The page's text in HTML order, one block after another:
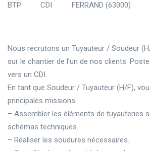
BTP CDI
FERRAND (63000)
Nous recrutons un Tuyauteur / Soudeur
sur le chantier de l’un de nos clients.
vers un CDI.
En tant que Soudeur / Tuyauteur (H/F),
principales missions :
– Assembler les éléments de tuyauteries
schémas techniques.
– Réaliser les soudures nécessaires.